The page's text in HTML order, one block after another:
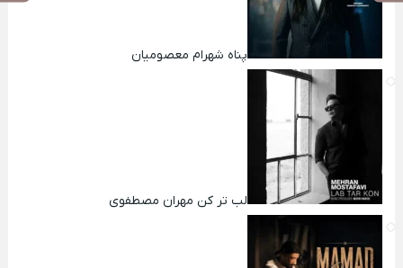
پناه شهرام معصومیان
لب تر کن مهران مصطفوی